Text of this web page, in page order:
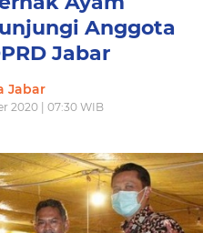
Anggota
Jabar
Jabar
2020 | 07:30 WIB